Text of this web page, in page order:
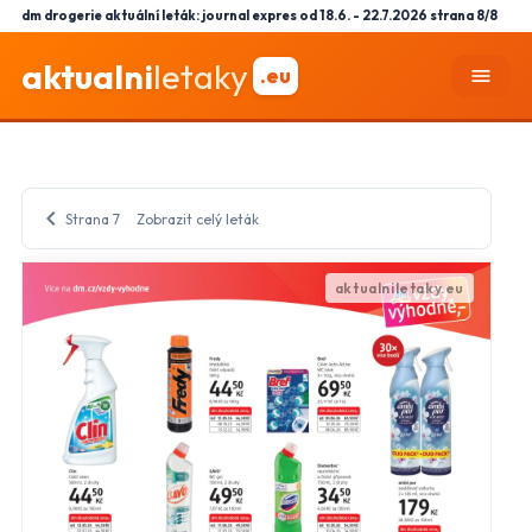
dm drogerie aktuální leták: journal expres od 18.6. - 22.7.2026 strana 8/8
aktualniletaky .eu menu
chevron_left Strana 7 Zobrazit celý leták
mail_outlineNastavení odběru letáků